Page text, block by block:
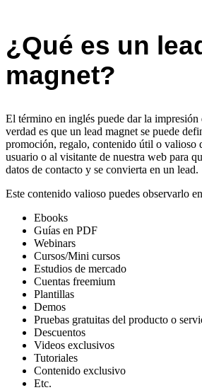
¿Qué es un
magnet?
El término en inglés puede dar la
verdad es que un lead magnet se puede
promoción, regalo, contenido útil o valioso
usuario o al visitante de nuestra web para
datos de contacto y se convierta en un lead.
Este contenido valioso puedes observarlo
Ebooks
Guías en PDF
Webinars
Cursos/Mini cursos
Estudios de mercado
Cuentas freemium
Plantillas
Demos
Pruebas gratuitas del producto o
Descuentos
Videos exclusivos
Tutoriales
Contenido exclusivo
Etc.